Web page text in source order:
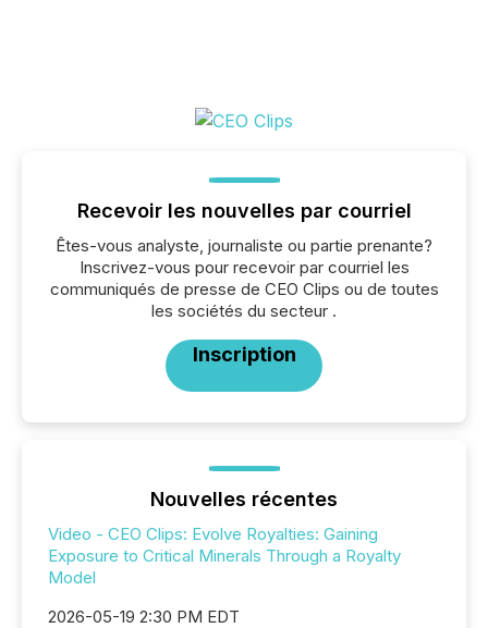
Recevoir les nouvelles par courriel
Êtes-vous analyste, journaliste ou partie prenante?
Inscrivez-vous pour recevoir par courriel les
communiqués de presse de CEO Clips ou de toutes
les sociétés du secteur .
Inscription
Nouvelles récentes
Video - CEO Clips: Evolve Royalties: Gaining
Exposure to Critical Minerals Through a Royalty
Model
2026-05-19 2:30 PM EDT